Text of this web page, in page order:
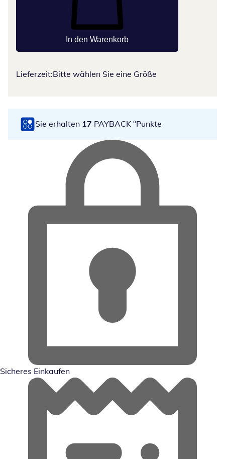
In den Warenkorb
Lieferzeit:Bitte wählen Sie eine Größe
Sie erhalten 17 PAYBACK °Punkte
Sicheres Einkaufen